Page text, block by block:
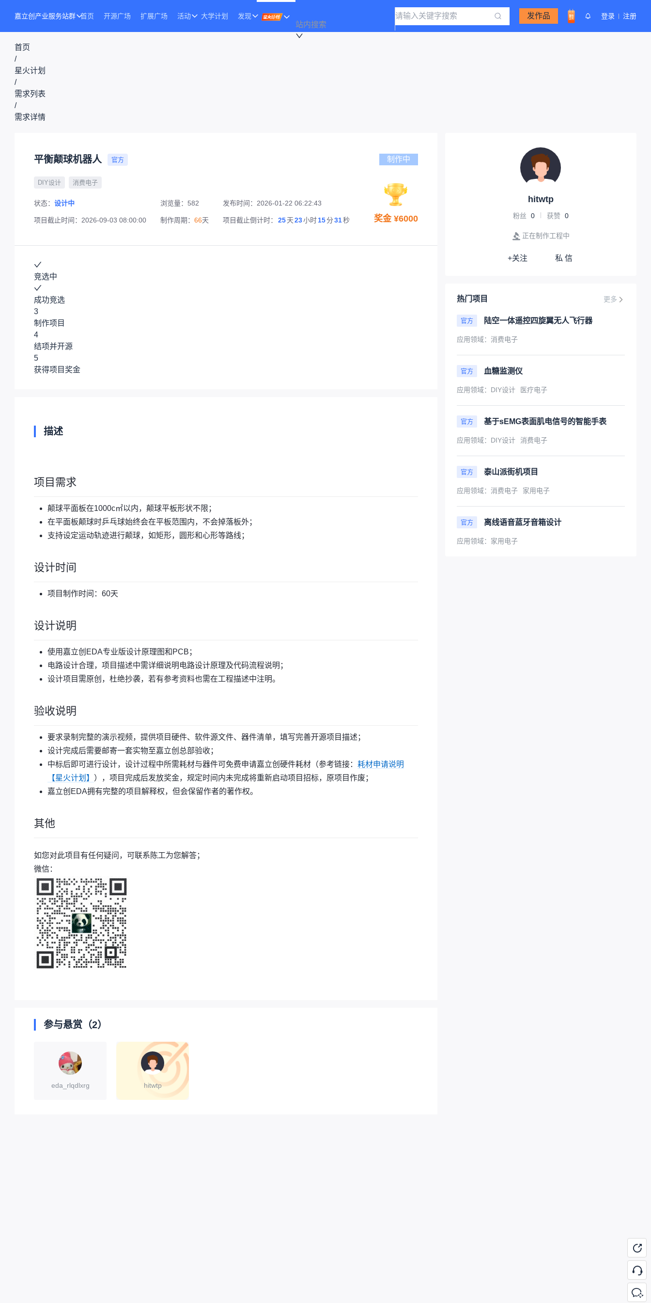
嘉立创产业服务站群 首页 开源广场 扩展广场 活动 大学计划 发现
站内搜索
发作品 登录 注册
首页
/
星火计划
/
需求列表
/
需求详情
平衡颠球机器人 官方 制作中
DIY设计 消费电子
状态： 设计中
项目截止时间：2026-09-03 08:00:00
浏览量： 582
制作周期： 66天
发布时间： 2026-01-22 06:22:43
项目截止倒计时： 25天23小时15分31秒 奖金 ¥6000
竞选中
成功竞选
3
制作项目
4
结项并开源
5
获得项目奖金
描述
项目需求
颠球平面板在1000c㎡以内，颠球平板形状不限；
在平面板颠球时乒乓球始终会在平板范围内，不会掉落板外；
支持设定运动轨迹进行颠球，如矩形，圆形和心形等路线；
设计时间
项目制作时间：60天
设计说明
使用嘉立创EDA专业版设计原理图和PCB；
电路设计合理，项目描述中需详细说明电路设计原理及代码流程说明；
设计项目需原创，杜绝抄袭，若有参考资料也需在工程描述中注明。
验收说明
要求录制完整的演示视频，提供项目硬件、软件源文件、器件清单，填写完善开源项目描述；
设计完成后需要邮寄一套实物至嘉立创总部验收；
中标后即可进行设计，设计过程中所需耗材与器件可免费申请嘉立创硬件耗材（参考链接： 耗材申请说明
【星火计划】 ），项目完成后发放奖金，规定时间内未完成将重新启动项目招标，原项目作废；
嘉立创EDA拥有完整的项目解释权，但会保留作者的著作权。
其他
如您对此项目有任何疑问，可联系陈工为您解答；
微信：
参与悬赏（2）
eda_rlqdlxrg hitwtp
hitwtp
粉丝 0 获赞 0
正在制作工程中
+关注 私 信
热门项目 更多
官方 陆空一体遥控四旋翼无人飞行器
应用领域： 消费电子
官方 血糖监测仪
应用领域： DIY设计 医疗电子
官方 基于sEMG表面肌电信号的智能手表
应用领域： DIY设计 消费电子
官方 泰山派街机项目
应用领域： 消费电子 家用电子
官方 离线语音蓝牙音箱设计
应用领域： 家用电子